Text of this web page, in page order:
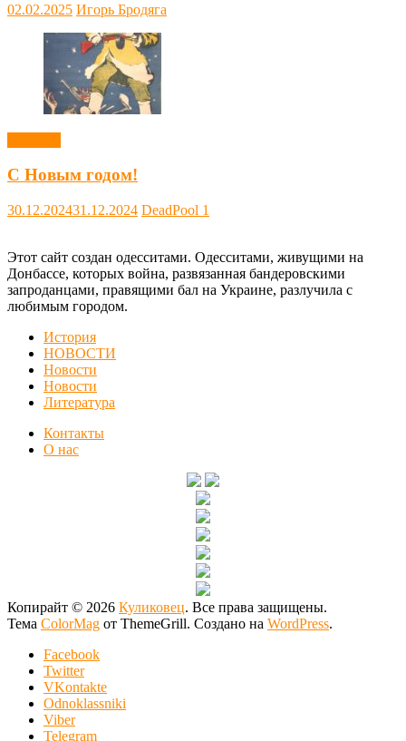
02.02.2025 Игорь Бродяга
С Новым годом!
30.12.202431.12.2024 DeadPool 1
Этот сайт создан одесситами. Одесситами, живущими на
Донбассе, которых война, развязанная бандеровскими
запроданцами, правящими бал на Украине, разлучила с
любимым городом.
История
НОВОСТИ
Новости
Новости
Литература
Контакты
О нас
Копирайт © 2026 Куликовец. Все права защищены.
Тема ColorMag от ThemeGrill. Создано на WordPress.
Facebook
Twitter
VKontakte
Odnoklassniki
Viber
Telegram